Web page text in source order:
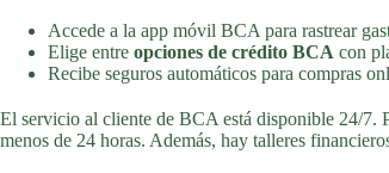
Accede a la app móvil BCA para rastrear
Elige entre opciones de crédito BCA con
Recibe seguros automáticos para compras
El servicio al cliente de BCA está disponible 24/7.
menos de 24 horas. Además, hay talleres